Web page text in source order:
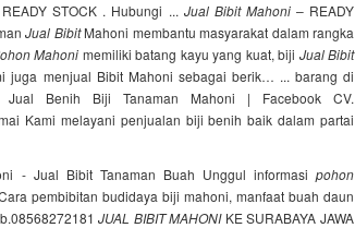
STOCK . Hubungi ... Jual Bibit Mahoni– READY
Jual BibitMahoni membantu masyarakat dalam rangka
Mahoni memiliki batang kayu yang kuat, biji Jual Bibit
juga menjual Bibit Mahoni sebagai berik… ... barang di
Benih Biji Tanaman Mahoni | Facebook CV.
Kami melayani penjualan biji benih baik dalam partai
- Jual Bibit Tanaman Buah Unggul informasipohon
pembibitan budidaya biji mahoni, manfaat buah daun
JUAL BIBIT MAHONIKE SURABAYA JAWA